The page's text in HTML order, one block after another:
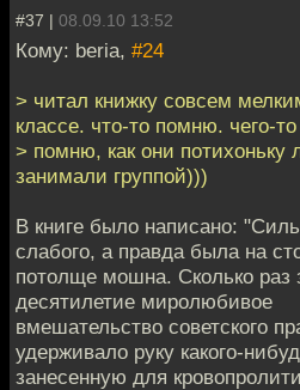
#37 | 08.09.10 13:52
Кому: beria, #24
> читал книжку совсем
классе. что-то помню. чего-
> помню, как они потихоньку
занимали группой)))
В книге было написано:
слабого, а правда была на
потолще мошна. Сколько раз
десятилетие миролюбивое
вмешательство советского
удерживало руку какого-
занесенную для